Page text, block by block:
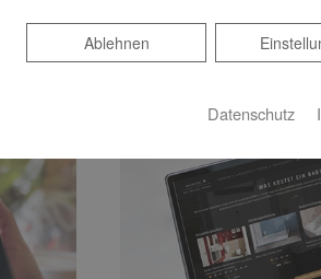
WAS KOSTET
NEUES BAD?
Ablehnen
Ablehnen
Datenschutz